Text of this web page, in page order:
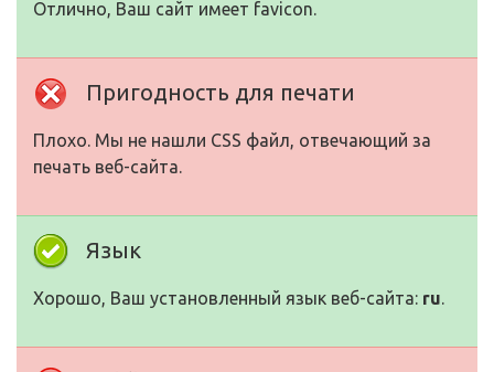
Отлично, Ваш сайт имеет favicon.
Пригодность для печати
Плохо. Мы не нашли CSS файл, отвечающий за
печать веб-сайта.
Язык
Хорошо, Ваш установленный язык веб-сайта: ru.